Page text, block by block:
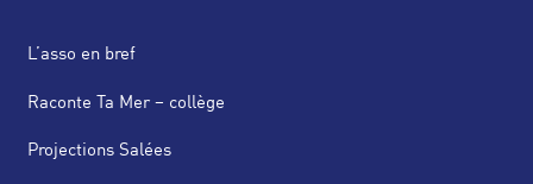
L’asso en bref
Raconte Ta Mer – collège
Projections Salées